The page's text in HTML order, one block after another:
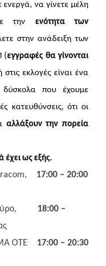
να γίνετε μέλη
την ενότητα των
στην ανάδειξη των
(εγγραφές θα γίνονται
εκλογές είναι ένα
που έχουμε
κατευθύνσεις, ότι οι
αλλάξουν την πορεία
ως εξής.
17:00 – 20:00
18:00 –
ΟΤΕ
17:00 – 20:30